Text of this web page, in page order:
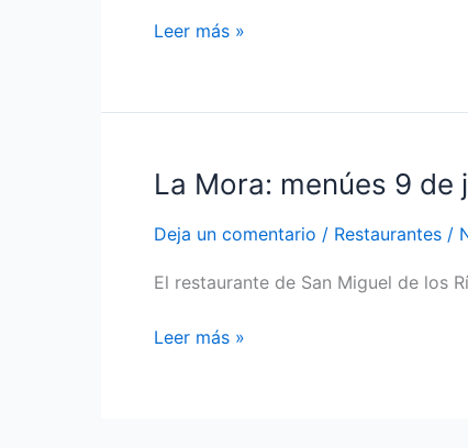
Leer más »
La Mora: menúes 9 de
Deja un comentario / Restaurantes /
El restaurante de San Miguel de los
La
menúes
de
y
Leer más »